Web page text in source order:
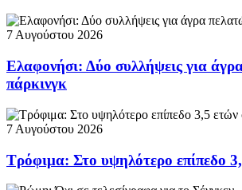
7 Αυγούστου 2026
Ελαφονήσι: Δύο συλλήψεις για
πάρκινγκ
7 Αυγούστου 2026
Τρόφιμα: Στο υψηλότερο επίπεδο